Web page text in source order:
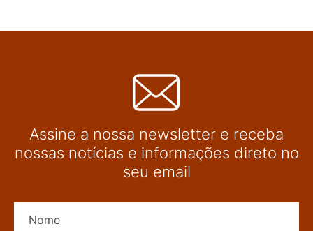
Assine a nossa newsletter e receba
nossas notícias e informações direto no
seu email